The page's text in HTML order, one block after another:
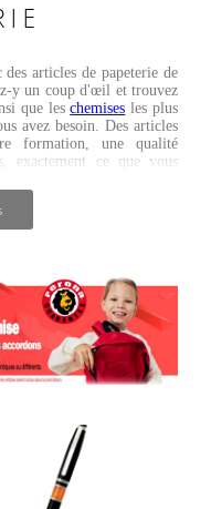
articles de papeterie de
y un coup d'œil et trouvez
que leschemises les plus
avez besoin. Des articles
formation, une qualité
exactement ce que vous
qualité et de style. Trouvez
aux
sacs à dos de
et bien d'autres idées
ligne et trouvez le cadeau
améliorer votre vie
de la plus haute qualité